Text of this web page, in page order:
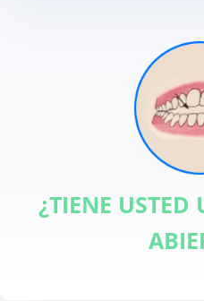
¿TIENE